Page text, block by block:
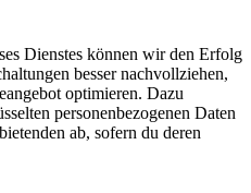
Dienstes können wir den Erfolg
besser nachvollziehen,
optimieren. Dazu
personenbezogenen Daten
ab, sofern du deren